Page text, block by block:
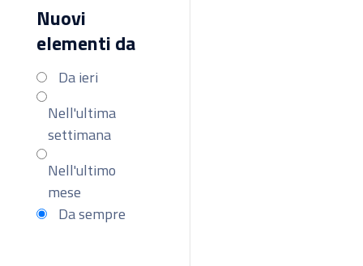
Nuovi
elementi da
Da ieri
Nell'ultima
settimana
Nell'ultimo
mese
Da sempre